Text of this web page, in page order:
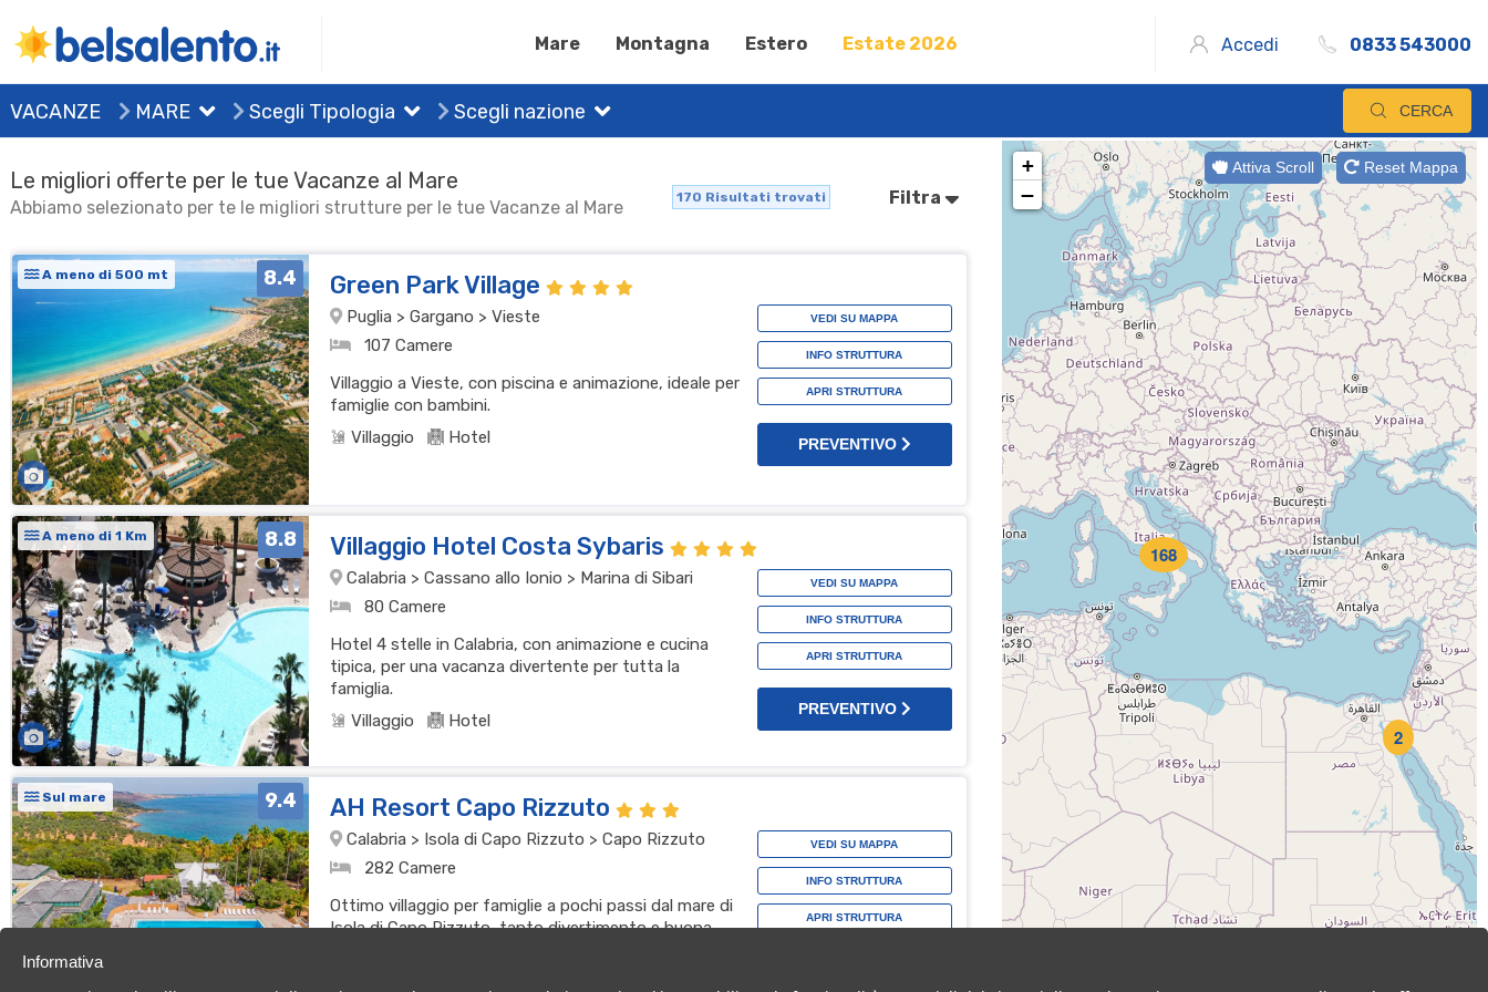
Mare Montagna Estero Estate 2026 Accedi 0833 543000
VACANZE MARE Scegli Tipologia Scegli nazione CERCA
Le migliori offerte per le tue Vacanze al Mare
Abbiamo selezionato per te le migliori strutture per le tue Vacanze al Mare 170 Risultati trovati Filtra
A meno di 500 mt 8.4 Green Park Village
Puglia > Gargano > Vieste
107 Camere
Villaggio a Vieste, con piscina e animazione, ideale per
famiglie con bambini.
Villaggio
Hotel
VEDI SU MAPPA
INFO STRUTTURA
APRI STRUTTURA
PREVENTIVO
A meno di 1 Km 8.8 Villaggio Hotel Costa Sybaris
Calabria > Cassano allo Ionio > Marina di Sibari
80 Camere
Hotel 4 stelle in Calabria, con animazione e cucina
tipica, per una vacanza divertente per tutta la
famiglia.
Villaggio
Hotel
VEDI SU MAPPA
INFO STRUTTURA
APRI STRUTTURA
PREVENTIVO
Sul mare 9.4 AH Resort Capo Rizzuto
Calabria > Isola di Capo Rizzuto > Capo Rizzuto
282 Camere
Ottimo villaggio per famiglie a pochi passi dal mare di
Isola di Capo Rizzuto, tanto divertimento e buona
VEDI SU MAPPA
INFO STRUTTURA
APRI STRUTTURA
Attiva Scroll Reset Mappa
2
168
+
−
Informativa